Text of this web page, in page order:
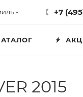
+7
2015